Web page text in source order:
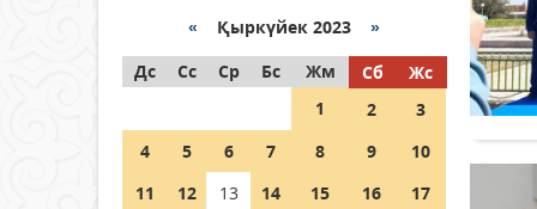
граждане Казахстана,
находящиеся за рубежом?
05 тамыз 2026 ж.
Шетелде жүрген Қазақстан
« Қыркүйек 2023 »
Дс
Сс Ср Бс Жм Сб
Жс
1
2
3
4
5 6 7 8 9
10
11
12 13 14 15 16
17